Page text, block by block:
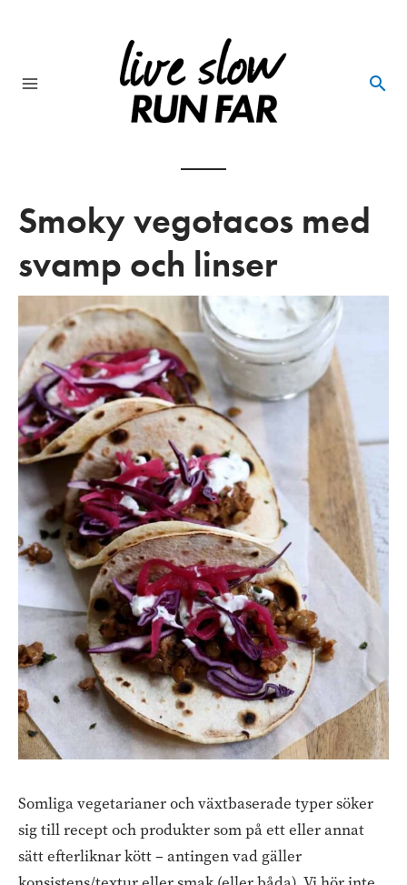
Smoky vegotacos med
svamp och linser
Somliga vegetarianer och växtbaserade typer söker
sig till recept och produkter som på ett eller annat
sätt efterliknar kött – antingen vad gäller